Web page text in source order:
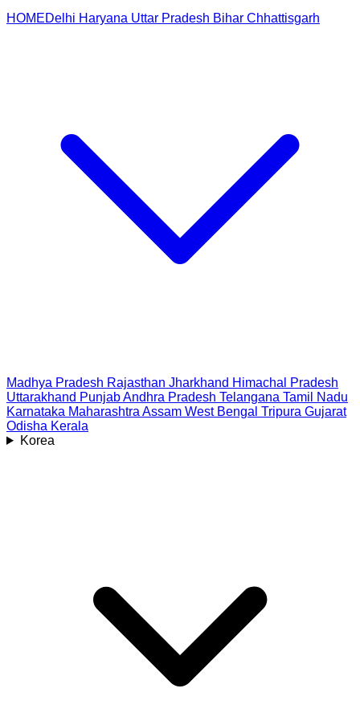
HOMEDelhi Haryana Uttar Pradesh Bihar Chhattisgarh
Madhya Pradesh Rajasthan Jharkhand Himachal Pradesh
Uttarakhand PunjabAndhra Pradesh Telangana Tamil Nadu
Karnataka Maharashtra Assam West Bengal Tripura Gujarat
Odisha Kerala
Korea